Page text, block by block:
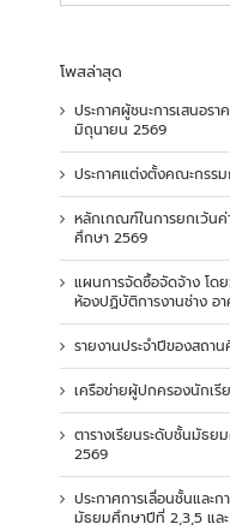
โพสล่าสุด
ประกาศผู้ชนะการเสนอร
มิถุนายน 2569
ประกาศแต่งตั้งคณะกรรม
หลักเกณฑ์ในการยกเว้นค่
ศึกษา 2569
แผนการจัดซื้อจัดจ้าง โด
ห้องปฏิบัติการงานช่าง อ
รายงานประจำปีของสถา
เครือข่ายผู้ปกครองนักเ
ตารางเรียนระดับชั้นมัธย
2569
ประกาศการเลื่อนชั้นและ
มัธยมศึกษาปีที่ 2,3,5 แล